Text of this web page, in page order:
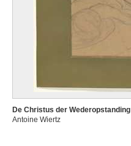
De Christus der Wederopstanding
Antoine Wiertz